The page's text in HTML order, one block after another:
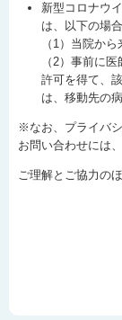
新型コロナウ
は、以下の場
（1）当院か
（2）事前に
許可を得て、
は、移動先の
※なお、プライバ
お問い合わせには
ご理解とご協力の